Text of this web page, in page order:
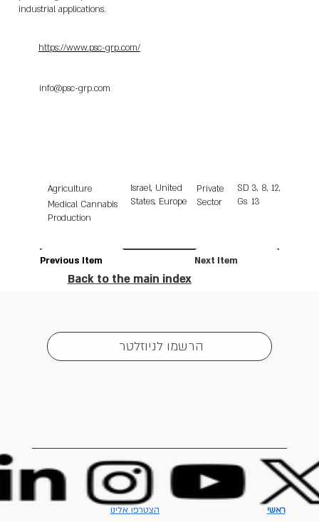
industrial applications.
https://www.psc-grp.com/
info@psc-grp.com
Next Item
Previous Item
Agriculture
Medical Cannabis
Production
Israel, United
States, Europe
Private
Sector
SD
Gs
3, 8, 12,
13
Back to the main index
הרשמו לניוזלטר
ראשי
הצטרפו אלינו